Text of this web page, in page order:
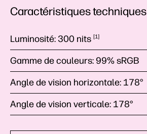
Caractéristiques techniques
Luminosité: 300 nits 1
Gamme de couleurs:99% sRGB
Angle de vision horizontale: 178°
Angle de vision verticale: 178°